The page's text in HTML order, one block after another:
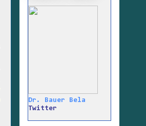
Dr. Bauer Bela
Twitter